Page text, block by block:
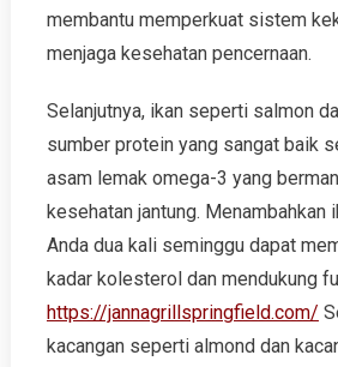
membantu memperkuat sistem
menjaga kesehatan pencernaan.
Selanjutnya, ikan seperti salmon
sumber protein yang sangat baik
asam lemak omega-3 yang
kesehatan jantung. Menambahkan
Anda dua kali seminggu dapat
kadar kolesterol dan mendukung
https://jannagrillspringfield.com/
kacangan seperti almond dan